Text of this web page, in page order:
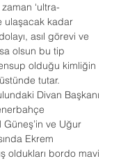
‘ultra-
ulaşacak kadar
asıl görevi ve
olsun bu tip
olduğu kimliğin
tutar.
Divan Başkanı
ve Uğur
Ekrem
oldukları bordo mavi